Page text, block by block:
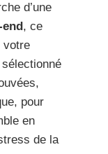
d’une
, ce
votre
pour
en
de la